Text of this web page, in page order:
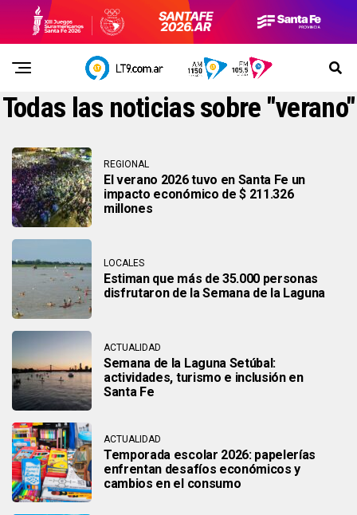
Todas las noticias sobre "verano"
REGIONAL
El verano 2026 tuvo en Santa Fe un
impacto económico de $ 211.326
millones
LOCALES
Estiman que más de 35.000 personas
disfrutaron de la Semana de la Laguna
ACTUALIDAD
Semana de la Laguna Setúbal:
actividades, turismo e inclusión en
Santa Fe
ACTUALIDAD
Temporada escolar 2026: papelerías
enfrentan desafíos económicos y
cambios en el consumo